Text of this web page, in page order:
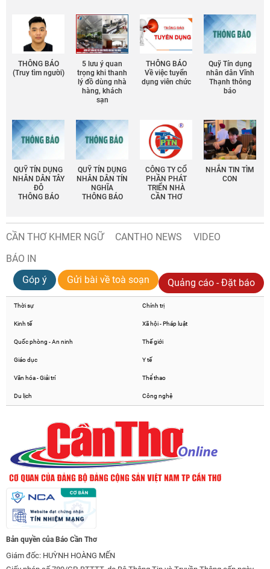
THÔNG BÁO
(Truy tìm người)
5 lưu ý quan
trọng khi thanh
lý đồ dùng nhà
hàng, khách
sạn
THÔNG BÁO
Về việc tuyển
dụng viên chức
Quỹ Tín dụng
nhân dân Vĩnh
Thạnh thông
báo
QUỸ TÍN DỤNG
NHÂN DÂN TÂY
ĐÔ
THÔNG BÁO
QUỸ TÍN DỤNG
NHÂN DÂN TÍN
NGHĨA
THÔNG BÁO
CÔNG TY CỔ
PHẦN PHÁT
TRIỂN NHÀ
CẦN THƠ
NHẮN TIN TÌM
CON
CẦN THƠ KHMER NGỮ CANTHO NEWS
VIDEO
BÁO IN
Góp ý
Gửi bài về toà soạn Quảng cáo - Đặt báo
Thời sự Chính trị
Kinh tế Xã hội - Pháp luật
Quốc phòng - An ninh Thế giới
Giáo dục Y tế
Văn hóa - Giải trí Thể thao
Du lịch Công nghệ
Bản quyền của Báo Cần Thơ
Giám đốc: HUỲNH HOÀNG MẾN